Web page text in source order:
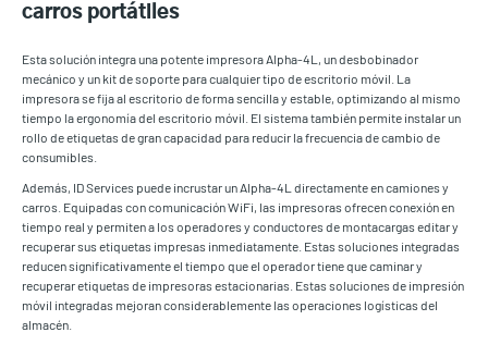
carros portátiles
Esta solución integra una potente impresora Alpha-4L, un desbobinador
mecánico y un kit de soporte para cualquier tipo de escritorio móvil. La
impresora se fija al escritorio de forma sencilla y estable, optimizando al mismo
tiempo la ergonomía del escritorio móvil. El sistema también permite instalar un
rollo de etiquetas de gran capacidad para reducir la frecuencia de cambio de
consumibles.
Además, ID Services puede incrustar un Alpha-4L directamente en camiones y
carros. Equipadas con comunicación WiFi, las impresoras ofrecen conexión en
tiempo real y permiten a los operadores y conductores de montacargas editar y
recuperar sus etiquetas impresas inmediatamente. Estas soluciones integradas
reducen significativamente el tiempo que el operador tiene que caminar y
recuperar etiquetas de impresoras estacionarias. Estas soluciones de impresión
móvil integradas mejoran considerablemente las operaciones logísticas del
almacén.